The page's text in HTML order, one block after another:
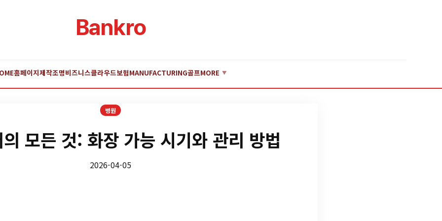
Bankro
홈페이지제작조명비즈니스클라우드보험MANUFACTURING골프MORE ▼
병원
모든 것: 화장 가능 시기와 관리 방법
2026-04-05